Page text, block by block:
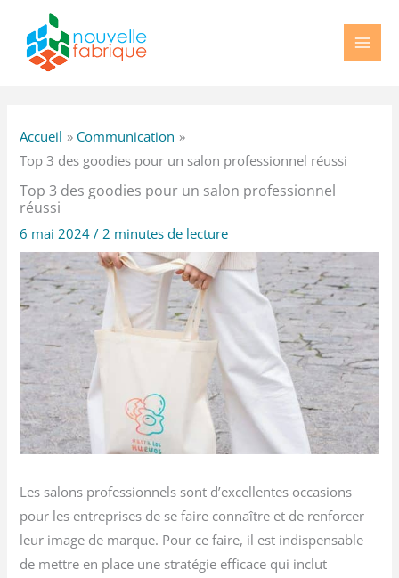
contenu
Accueil
Communication
Top 3 des goodies pour un salon professionnel réussi
Top 3 des goodies pour un salon professionnel
réussi
6 mai 2024/2 minutes de lecture
Les salons professionnels sont d’excellentes occasions
pour les entreprises de se faire connaître et de renforcer
leur image de marque. Pour ce faire, il est indispensable
de mettre en place une stratégie efficace qui inclut